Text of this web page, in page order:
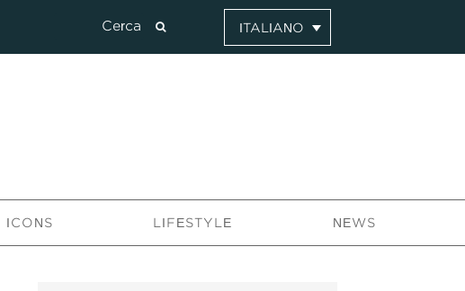
ITALIANO
ICONS LIFESTYLE NEWS